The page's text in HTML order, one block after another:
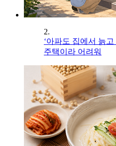
2.
‘아파도 집에서 늙
주택이라 어려워